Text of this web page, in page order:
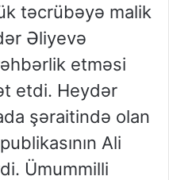
təcrübəyə malik
Əliyevə
etməsi
etdi. Heydər
şəraitində olan
Ali
Ümummilli